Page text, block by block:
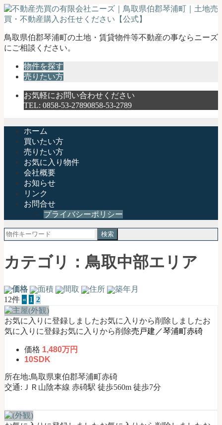
不
動
琴
町
｜
地
売
買・
不
動
任
せ
だ
さ
鳥取県伯郡琴浦町の土地・賃貸物件等不動産の事ならニーズ
にご相談ください。
物件を探す
売りたい方
お気軽にお問い合わせください
TEL: 0858-53-27890858-53-2789
ホーム
買いたい方
売りたい方
お気に入り物件
会社概要
お知らせ
リンク
お問合せ
プライバシーポリシー
検
索:
カテゴリ：鳥取中部エリア
価格 面積 間取 住所
築年月
12件 « 1 2
お気に入りに登録しましたお気に入りから削除しましたお
気に入りに登録お気に入りから削除売戸建／琴浦町赤碕
価格 1,480万円
10SDK
所在地:鳥取県東伯郡琴浦町赤碕
交通:ＪＲ山陰本線 赤碕駅 徒歩560m 徒歩7分